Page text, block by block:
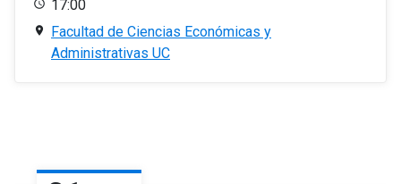
17:00
Facultad de Ciencias Económicas y
Administrativas UC